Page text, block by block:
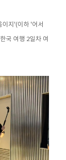
지'(이하 '어서
국 여행 2일차 여